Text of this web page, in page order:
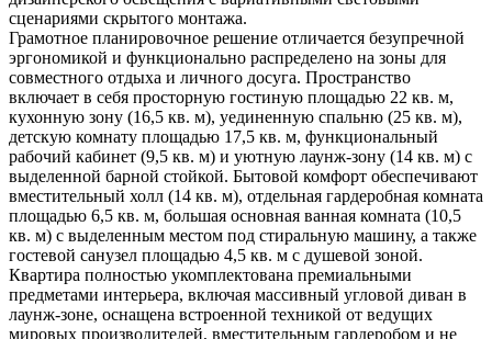
сценариями скрытого монтажа.
Грамотное планировочное решение отличается безупречной
эргономикой и функционально распределено на зоны для
совместного отдыха и личного досуга. Пространство
включает в себя просторную гостиную площадью 22 кв. м,
кухонную зону (16,5 кв. м), уединенную спальню (25 кв. м),
детскую комнату площадью 17,5 кв. м, функциональный
рабочий кабинет (9,5 кв. м) и уютную лаунж-зону (14 кв. м) с
выделенной барной стойкой. Бытовой комфорт обеспечивают
вместительный холл (14 кв. м), отдельная гардеробная комната
площадью 6,5 кв. м, большая основная ванная комната (10,5
кв. м) с выделенным местом под стиральную машину, а также
гостевой санузел площадью 4,5 кв. м с душевой зоной.
Квартира полностью укомплектована премиальными
предметами интерьера, включая массивный угловой диван в
лаунж-зоне, оснащена встроенной техникой от ведущих
мировых производителей, вместительным гардеробом и не